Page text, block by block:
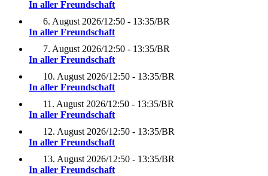
In aller Freundschaft
6. August 2026/12:50 - 13:35/BR
In aller Freundschaft
7. August 2026/12:50 - 13:35/BR
In aller Freundschaft
10. August 2026/12:50 - 13:35/BR
In aller Freundschaft
11. August 2026/12:50 - 13:35/BR
In aller Freundschaft
12. August 2026/12:50 - 13:35/BR
In aller Freundschaft
13. August 2026/12:50 - 13:35/BR
In aller Freundschaft